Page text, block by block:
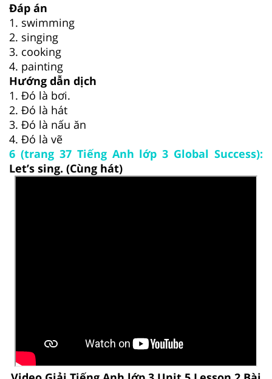
Đáp án
1. swimming
2. singing
3. cooking
4. painting
Hướng dẫn dịch
1. Đó là bơi.
2. Đó là hát
3. Đó là nấu ăn
4. Đó là vẽ
6 (trang 37 Tiếng Anh lớp 3 Global Success):
Let’s sing. (Cùng hát)